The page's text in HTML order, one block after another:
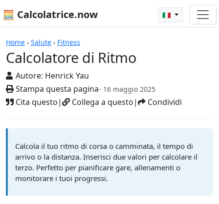
🧮 Calcolatrice.now 🇮🇹
Home › Salute › Fitness
Calcolatore di Ritmo
Autore: Henrick Yau
Stampa questa pagina- 16 maggio 2025
Cita questo| Collega a questo| Condividi
Calcolatrici
Calcola il tuo ritmo di corsa o camminata, il tempo di
arrivo o la distanza. Inserisci due valori per calcolare il
terzo. Perfetto per pianificare gare, allenamenti o
monitorare i tuoi progressi.